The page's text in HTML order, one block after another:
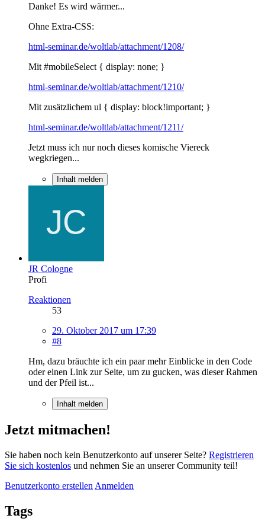
Danke! Es wird wärmer...
Ohne Extra-CSS:
html-seminar.de/woltlab/attachment/1208/
Mit #mobileSelect { display: none; }
html-seminar.de/woltlab/attachment/1210/
Mit zusätzlichem ul { display: block!important; }
html-seminar.de/woltlab/attachment/1211/
Jetzt muss ich nur noch dieses komische Viereck
wegkriegen...
Inhalt melden
JR Cologne
Profi
Reaktionen
53
29. Oktober 2017 um 17:39
#8
Hm, dazu bräuchte ich ein paar mehr Einblicke in den Code
oder einen Link zur Seite, um zu gucken, was dieser Rahmen
und der Pfeil ist...
Inhalt melden
Jetzt mitmachen!
Sie haben noch kein Benutzerkonto auf unserer Seite? Registrieren
Sie sich kostenlos und nehmen Sie an unserer Community teil!
Benutzerkonto erstellen Anmelden
Tags